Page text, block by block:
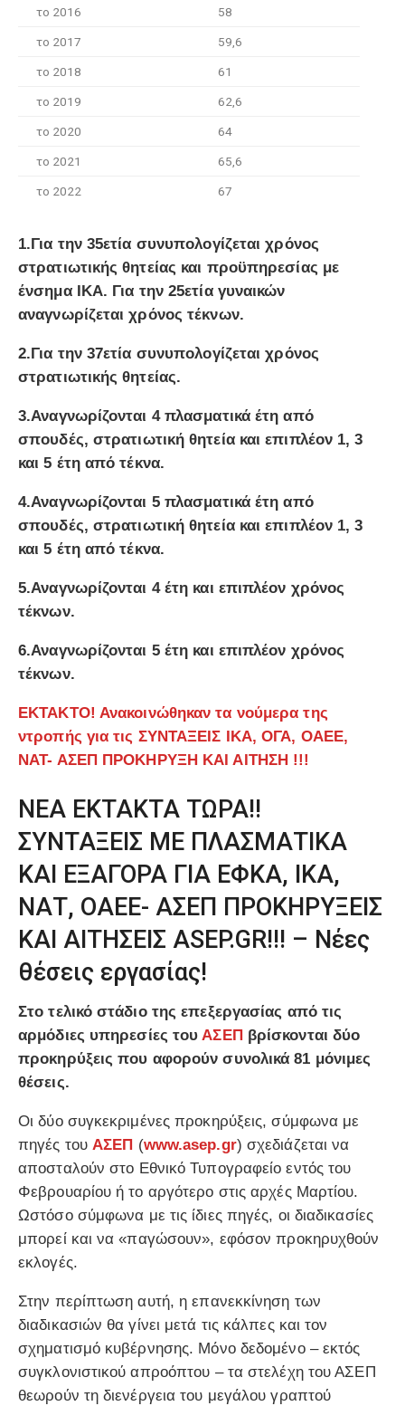
το 2016 58
το 2017 59,6
το 2018 61
το 2019 62,6
το 2020 64
το 2021 65,6
το 2022 67
1.Για την 35ετία συνυπολογίζεται χρόνος
στρατιωτικής θητείας και προϋπηρεσίας με
ένσημα ΙΚΑ. Για την 25ετία γυναικών
αναγνωρίζεται χρόνος τέκνων.
2.Για την 37ετία συνυπολογίζεται χρόνος
στρατιωτικής θητείας.
3.Αναγνωρίζονται 4 πλασματικά έτη από
σπουδές, στρατιωτική θητεία και επιπλέον 1, 3
και 5 έτη από τέκνα.
4.Αναγνωρίζονται 5 πλασματικά έτη από
σπουδές, στρατιωτική θητεία και επιπλέον 1, 3
και 5 έτη από τέκνα.
5.Αναγνωρίζονται 4 έτη και επιπλέον χρόνος
τέκνων.
6.Αναγνωρίζονται 5 έτη και επιπλέον χρόνος
τέκνων.
ΕΚΤΑΚΤΟ! Ανακοινώθηκαν τα νούμερα της
ντροπής για τις ΣΥΝΤΑΞΕΙΣ ΙΚΑ, ΟΓΑ, ΟΑΕΕ,
ΝΑΤ- ΑΣΕΠ ΠΡΟΚΗΡΥΞΗ ΚΑΙ ΑΙΤΗΣΗ !!!
ΝΕΑ ΕΚΤΑΚΤΑ ΤΩΡΑ!!
ΣΥΝΤΑΞΕΙΣ ΜΕ ΠΛΑΣΜΑΤΙΚΑ
ΚΑΙ ΕΞΑΓΟΡΑ ΓΙΑ ΕΦΚΑ, ΙΚΑ,
ΝΑΤ, ΟΑΕΕ- ΑΣΕΠ ΠΡΟΚΗΡΥΞΕΙΣ
ΚΑΙ ΑΙΤΗΣΕΙΣ ASEP.GR!!! – Νέες
θέσεις εργασίας!
Στο τελικό στάδιο της επεξεργασίας από τις
αρμόδιες υπηρεσίες τουΑΣΕΠβρίσκονται δύο
προκηρύξεις που αφορούν συνολικά 81 μόνιμες
θέσεις.
Οι δύο συγκεκριμένες προκηρύξεις, σύμφωνα με
πηγές του ΑΣΕΠ (www.asep.gr) σχεδιάζεται να
αποσταλούν στο Εθνικό Τυπογραφείο εντός του
Φεβρουαρίου ή το αργότερο στις αρχές Μαρτίου.
Ωστόσο σύμφωνα με τις ίδιες πηγές, οι διαδικασίες
μπορεί και να «παγώσουν», εφόσον προκηρυχθούν
εκλογές.
Στην περίπτωση αυτή, η επανεκκίνηση των
διαδικασιών θα γίνει μετά τις κάλπες και τον
σχηματισμό κυβέρνησης. Μόνο δεδομένο – εκτός
συγκλονιστικού απροόπτου – τα στελέχη του ΑΣΕΠ
θεωρούν τη διενέργεια του μεγάλου γραπτού